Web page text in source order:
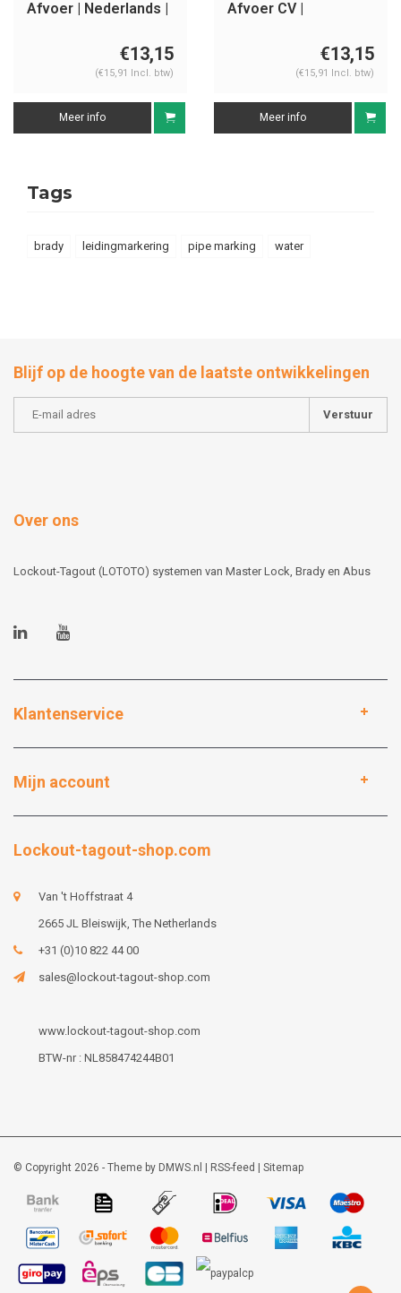
Afvoer | Nederlands |
€13,15
(€15,91 Incl. btw)
Meer info
Afvoer CV |
€13,15
(€15,91 Incl. btw)
Meer info
Tags
brady leidingmarkering pipe marking water
Blijf op de hoogte van de laatste ontwikkelingen
Verstuur
Over ons
Lockout-Tagout (LOTOTO) systemen van Master Lock, Brady en Abus
Klantenservice
Mijn account
Lockout-tagout-shop.com
Van 't Hoffstraat 4
2665 JL Bleiswijk, The Netherlands
+31 (0)10 822 44 00
sales@lockout-tagout-shop.com
www.lockout-tagout-shop.com
BTW-nr : NL858474244B01
© Copyright 2026 - Theme by DMWS.nl | RSS-feed | Sitemap